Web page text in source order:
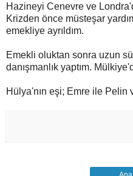
Hazineyi Cenevre ve
Krizden önce müsteşar
emekliye ayrıldım.
Emekli oluktan sonra uzun
danışmanlık yaptım.
Hülya'nın eşi; Emre ile Pelin